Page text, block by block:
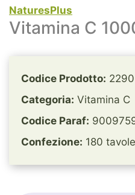
NaturesPlus
Vitamina C
Codice Prodotto: 2290
Categoria: Vitamina C
Codice Paraf:
Confezione: 180